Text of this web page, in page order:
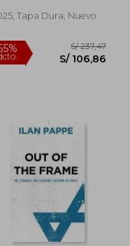
dcto.
Tapa Dura, Nuevo